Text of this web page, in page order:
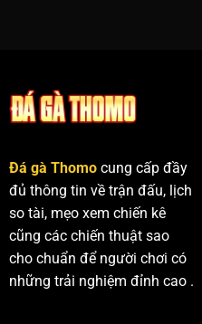
dẫn
Đá gà Thomo cung cấp đầy
đủ thông tin về trận đấu, lịch
so tài, mẹo xem chiến kê
cũng các chiến thuật sao
cho chuẩn để người chơi có
những trải nghiệm đỉnh cao .